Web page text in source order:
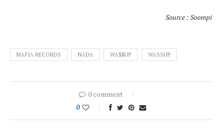
Source : Soompi
MAFIA RECORDS NADA WA$$UP WASSUP
0 comment
0